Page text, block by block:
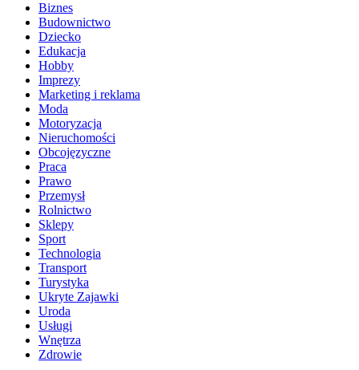
Biznes
Budownictwo
Dziecko
Edukacja
Hobby
Imprezy
Marketing i reklama
Moda
Motoryzacja
Nieruchomości
Obcojęzyczne
Praca
Prawo
Przemysł
Rolnictwo
Sklepy
Sport
Technologia
Transport
Turystyka
Ukryte Zajawki
Uroda
Usługi
Wnętrza
Zdrowie